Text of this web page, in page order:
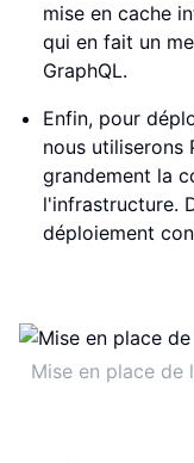
mise en cache
qui en fait un
GraphQL.
Enfin, pour
nous utiliserons
grandement la
l'infrastructure.
déploiement
Mise en place